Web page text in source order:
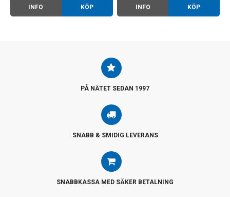
INFO KÖP INFO KÖP
PÅ NÄTET SEDAN 1997
SNABB & SMIDIG LEVERANS
SNABBKASSA MED SÄKER BETALNING